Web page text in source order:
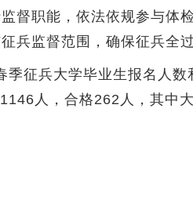
督职能，依法依规参与体
兵监督范围，确保征兵全
兵大学毕业生报名人数
人，合格262人，其中